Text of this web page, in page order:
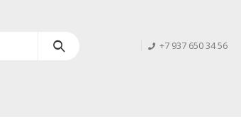
+7 937 650 34 56